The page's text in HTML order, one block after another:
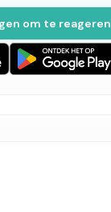
om te reageren